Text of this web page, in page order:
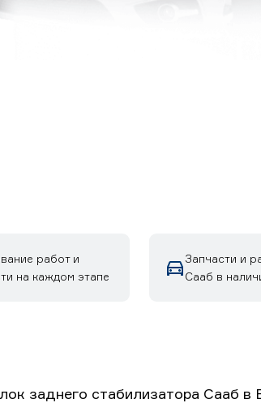
работ и
на каждом этапе
Запчасти и
Сааб в
заднего стабилизатора Сааб